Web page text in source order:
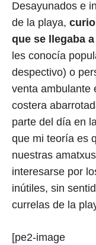
Desayunados e
de la playa,
que se llegaba
les conocía
despectivo) o
venta ambulante
costera
parte del día en
que mi teoría es
nuestras
interesarse por
inútiles, sin
currelas de la
[pe2-image